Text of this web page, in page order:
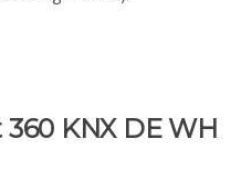
KNX DE WH